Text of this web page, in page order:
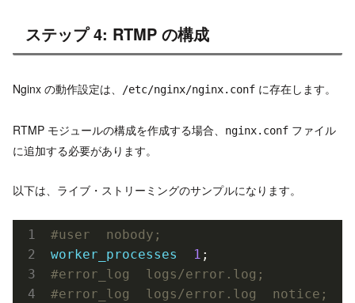
ステップ 4: RTMP の構成
Nginx の動作設定は、 /etc/nginx/nginx.conf に存在します。
RTMP モジュールの構成を作成する場合、 nginx.conf ファイル
に追加する必要があります。
以下は、ライブ・ストリーミングのサンプルになります。
#user  nobody;
worker_processes
1
#error_log  logs/error.log;
#error_log  logs/error.log  notice;